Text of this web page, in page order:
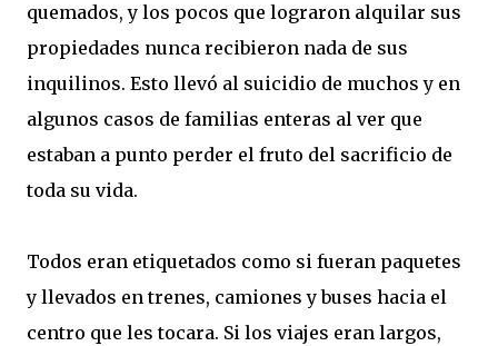
quemados, y los pocos que lograron alquilar sus
propiedades nunca recibieron nada de sus
inquilinos. Esto llevó al suicidio de muchos y en
algunos casos de familias enteras al ver que
estaban a punto perder el fruto del sacrificio de
toda su vida.
Todos eran etiquetados como si fueran paquetes
y llevados en trenes, camiones y buses hacia el
centro que les tocara. Si los viajes eran largos,